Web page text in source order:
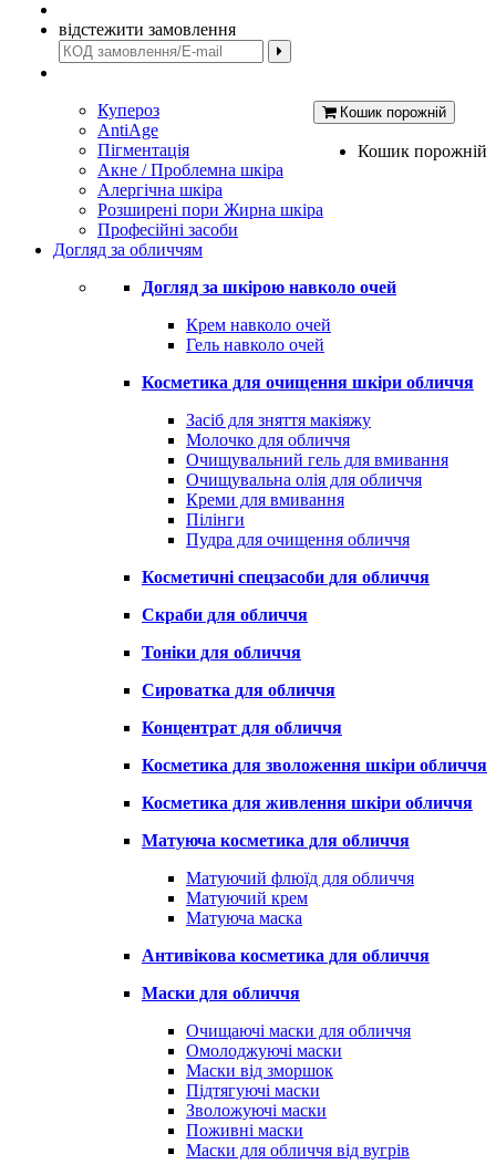
відстежити замовлення
Кошик порожній
Кошик порожній
Купероз
AntiAge
Пігментація
Акне / Проблемна шкіра
Алергічна шкіра
Розширені пори Жирна шкіра
Професійні засоби
Догляд за обличчям
Догляд за шкірою навколо очей
Крем навколо очей
Гель навколо очей
Косметика для очищення шкіри обличчя
Засіб для зняття макіяжу
Молочко для обличчя
Очищувальний гель для вмивання
Очищувальна олія для обличчя
Креми для вмивання
Пілінги
Пудра для очищення обличчя
Косметичні спецзасоби для обличчя
Скраби для обличчя
Тоніки для обличчя
Сироватка для обличчя
Концентрат для обличчя
Косметика для зволоження шкіри обличчя
Косметика для живлення шкіри обличчя
Матуюча косметика для обличчя
Матуючий флюїд для обличчя
Матуючий крем
Матуюча маска
Антивікова косметика для обличчя
Маски для обличчя
Очищаючі маски для обличчя
Омолоджуючі маски
Маски від зморшок
Підтягуючі маски
Зволожуючі маски
Поживні маски
Маски для обличчя від вугрів